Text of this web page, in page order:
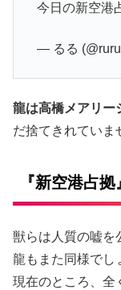
今日の新空港
— るる
龍は高橋メアリー
だ捨てきれていま
『新空港占
獣らは人質の嘘を
龍もまた同様でし
現在のところ、全